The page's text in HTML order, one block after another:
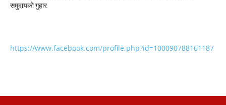
समुदायको गुहार
https://www.facebook.com/profile.php?id=100090788161187